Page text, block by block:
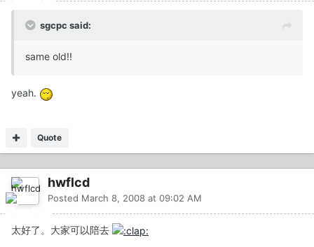
sgcpc said:
same old!!
yeah.
Quote
hwflcd
Posted March 8, 2008 at 09:02 AM
太好了。大家可以陪去